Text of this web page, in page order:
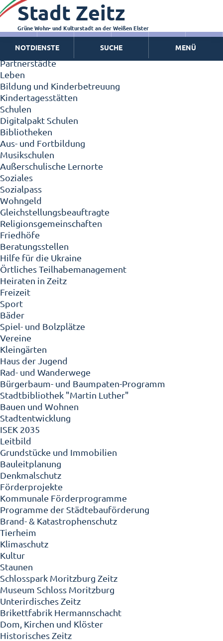
Zeitz - Die Kleinstadt
Willkommen in Zeitz!
Interview mit Oberbürgermeister Christian Thieme
Zeitz - Stadt der Zukunft
Ortschaften
Partnerstädte
Leben
Bildung und Kinderbetreuung
Kindertagesstätten
Schulen
Digitalpakt Schulen
Bibliotheken
Aus- und Fortbildung
Musikschulen
Außerschulische Lernorte
Soziales
Sozialpass
Wohngeld
Gleichstellungsbeauftragte
Religionsgemeinschaften
Friedhöfe
Beratungsstellen
Hilfe für die Ukraine
Örtliches Teilhabemanagement
Heiraten in Zeitz
Freizeit
Sport
Bäder
Spiel- und Bolzplätze
Vereine
Kleingärten
Haus der Jugend
Rad- und Wanderwege
Bürgerbaum- und Baumpaten-Programm
Stadtbibliothek "Martin Luther"
Bauen und Wohnen
Stadtentwicklung
ISEK 2035
Leitbild
Grundstücke und Immobilien
Bauleitplanung
Denkmalschutz
Förderprojekte
Kommunale Förderprogramme
Programme der Städtebauförderung
Brand- & Katastrophenschutz
Tierheim
Klimaschutz
Kultur
Staunen
Schlosspark Moritzburg Zeitz
Museum Schloss Moritzburg
Unterirdisches Zeitz
Brikettfabrik Hermannschacht
Dom, Kirchen und Klöster
Historisches Zeitz
Stadt Zeitz
Grüne Wohn- und Kulturstadt an der Weißen Elster
NOTDIENSTE SUCHE MENÜ